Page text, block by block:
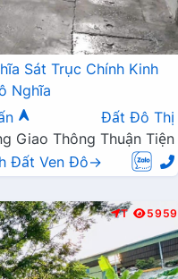
Sát Trục Chính Kinh
Nghĩa
Đất Đô Thị
Giao Thông Thuận Tiện
Đất Ven Đô→
T 5959